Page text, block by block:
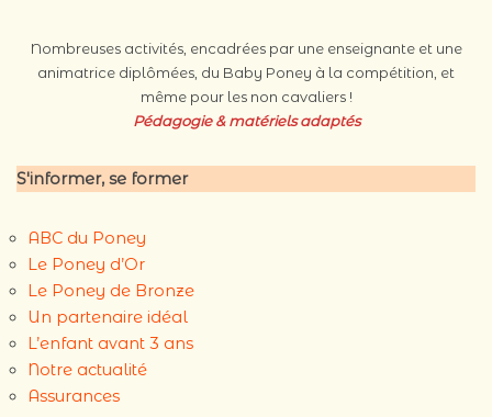
Nombreuses activités, encadrées par une enseignante et une
animatrice diplômées, du Baby Poney à la compétition, et
même pour les non cavaliers !
Pédagogie & matérielsadaptés
S'informer, se former
ABC du Poney
Le Poney d’Or
Le Poney de Bronze
Un partenaire idéal
L’enfant avant 3 ans
Notre actualité
Assurances